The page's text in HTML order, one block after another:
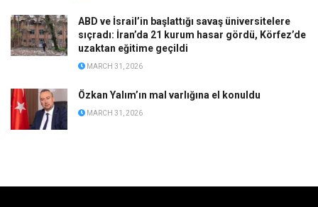
ABD ve İsrail’in başlattığı savaş üniversitelere
sıçradı: İran’da 21 kurum hasar gördü, Körfez’de
uzaktan eğitime geçildi
MARCH 31, 2026
Özkan Yalım’ın mal varlığına el konuldu
MARCH 31, 2026